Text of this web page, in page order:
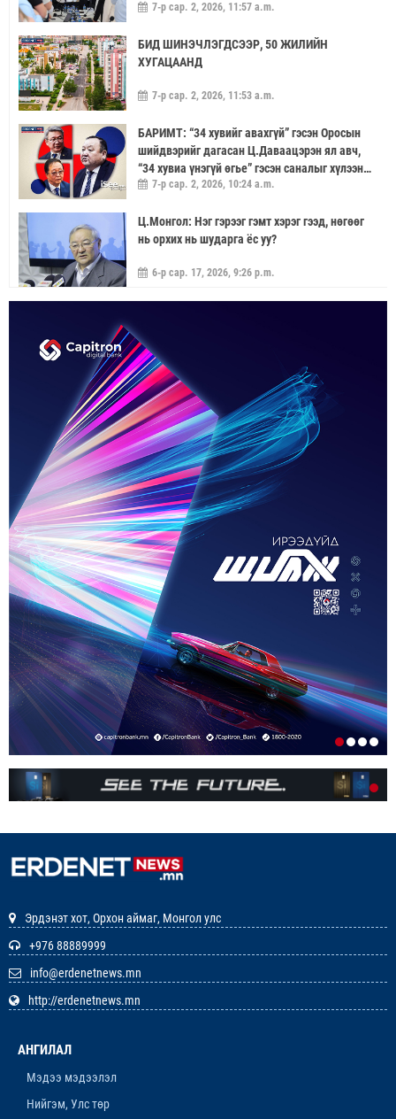
САЙЖРУУЛААЧ
7-р сар. 2, 2026, 11:57 a.m.
БИД ШИНЭЧЛЭГДСЭЭР, 50 ЖИЛИЙН
ХУГАЦААНД
7-р сар. 2, 2026, 11:53 a.m.
БАРИМТ: “34 хувийг авахгүй” гэсэн Оросын
шийдвэрийг дагасан Ц.Даваацэрэн ял авч,
“34 хувиа үнэгүй өгье” гэсэн саналыг хүлээн
аваагүй хүмүүс хариуцлагагүй үлдэв
7-р сар. 2, 2026, 10:24 a.m.
Ц.Монгол: Нэг гэрээг гэмт хэрэг гээд, нөгөөг
нь орхих нь шударга ёс уу?
6-р сар. 17, 2026, 9:26 p.m.
ҮЙЛДВЭРИЙН ХЭДЭН ХУВИЙГ ЭЗЭМШИХ ВЭ
ГЭДЭГ АСУУДАЛ ГАРЧ ИРНЭ
5-р сар. 21, 2026, 11:40 a.m.
ЗУУН НАСЫГ ДАВСАН “ХӨВЧИЙН ХӨХ
ГОНИО” АЛДАРТАЙ Д.ГОНЧИГДАГВА
2-р сар. 17, 2026, 10:38 a.m.
ОРОН НУТАГТ ГАЗАР ОЛГОХ ЭРХ МЭДЛИЙГ
ШИЛЖҮҮЛНЭ
1-р сар. 19, 2026, 10:54 a.m.
ТЭТГЭВРИЙН ЗЭЭЛИЙН ХҮҮГ БУУРУУЛАХ,
УРТАСГАХ ЧИГЛЭЛЭЭР АЖИЛЛАНА
1-р сар. 19, 2026, 10:52 a.m.
ИРГЭДИЙН НЭРИЙН ДАНСНЫ
ХУРИМТЛАЛЫГ НЭГ САЯД ХҮРГЭНЭ
1-р сар. 19, 2026, 10:48 a.m.
ЭНЭ ЖИЛ БҮХ НИЙТЭЭРЭЭ 15 ХОНОГ АМРАХ
НЬ
1-р сар. 7, 2026, 3:41 p.m.
ШАГНАЛ ХҮРТЛЭЭ
ЗАРЛАЛ
12-р сар. 19, 2025, 3:20 p.m.
Эрдэнэт хот, Орхон аймаг, Монгол улс
+976 88889999
info@erdenetnews.mn
http://erdenetnews.mn
АНГИЛАЛ
Мэдээ мэдээлэл
Нийгэм, Улс төр